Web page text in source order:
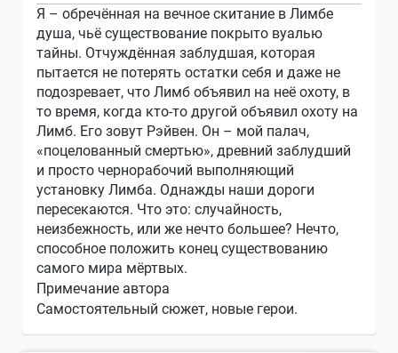
Я – обречённая на вечное скитание в Лимбе
душа, чьё существование покрыто вуалью
тайны. Отчуждённая заблудшая, которая
пытается не потерять остатки себя и даже не
подозревает, что Лимб объявил на неё охоту, в
то время, когда кто-то другой объявил охоту на
Лимб. Его зовут Рэйвен. Он – мой палач,
«поцелованный смертью», древний заблудший
и просто чернорабочий выполняющий
установку Лимба. Однажды наши дороги
пересекаются. Что это: случайность,
неизбежность, или же нечто большее? Нечто,
способное положить конец существованию
самого мира мёртвых.
Примечание автора
Самостоятельный сюжет, новые герои.